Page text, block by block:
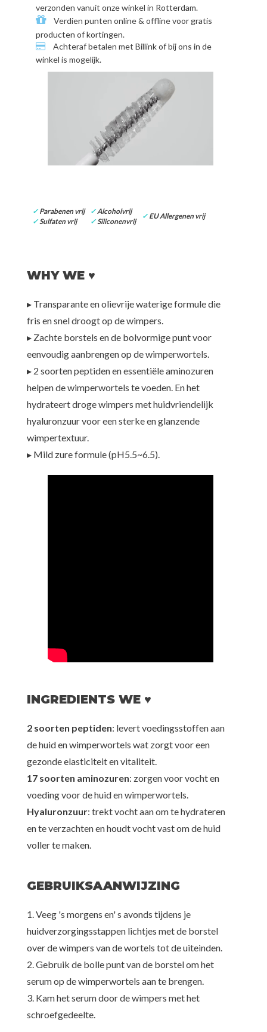
verzonden vanuit onze winkel in Rotterdam.
Verdien punten online & offline voor gratis
producten of kortingen.
Achteraf betalen met Billink of bij ons in de
winkel is mogelijk.
✓ Parabenen vrij
✓Sulfaten vrij
✓Alcoholvrij
✓Siliconenvrij
✓ EU Allergenen vrij
WHY WE ♥
▸ Transparante en olievrije waterige formule die
fris en snel droogt op de wimpers.
▸ Zachte borstels en de bolvormige punt voor
eenvoudig aanbrengen op de wimperwortels.
▸ 2 soorten peptiden en essentiële aminozuren
helpen de wimperwortels te voeden. En het
hydrateert droge wimpers met huidvriendelijk
hyaluronzuur voor een sterke en glanzende
wimpertextuur.
▸ Mild zure formule (pH5.5~6.5).
INGREDIENTS WE ♥
2 soorten peptiden: levert voedingsstoffen aan
de huid en wimperwortels wat zorgt voor een
gezonde elasticiteit en vitaliteit.
17 soorten aminozuren: zorgen voor vocht en
voeding voor de huid en wimperwortels.
Hyaluronzuur: trekt vocht aan om te hydrateren
en te verzachten en houdt vocht vast om de huid
voller te maken.
GEBRUIKSAANWIJZING
1. Veeg 's morgens en' s avonds tijdens je
huidverzorgingsstappen lichtjes met de borstel
over de wimpers van de wortels tot de uiteinden.
2. Gebruik de bolle punt van de borstel om het
serum op de wimperwortels aan te brengen.
3. Kam het serum door de wimpers met het
schroefgedeelte.